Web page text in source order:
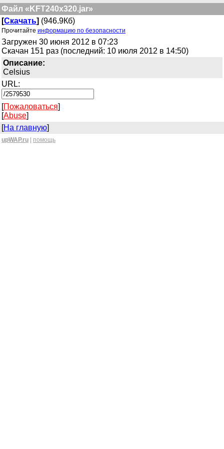
Файл «KFT240x320.jar»
[Скачать] (946.9Кб)
Прочитайте информацию по безопасности
Загружен 30 июня 2012 в 07:23
Скачан 151 раз (последний: 10 июля 2012 в 14:50)
Описание:
Celsius
URL:
[Пожаловаться]
[Abuse]
[На главную]
upWAP.ru помощь